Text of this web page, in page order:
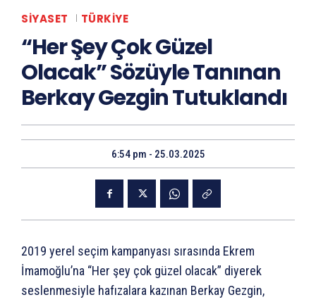
SIYASET TÜRKIYE
“Her Şey Çok Güzel
Olacak” Sözüyle Tanınan
Berkay Gezgin Tutuklandı
6:54 pm - 25.03.2025
2019 yerel seçim kampanyası sırasında Ekrem
İmamoğlu’na “Her şey çok güzel olacak” diyerek
seslenmesiyle hafızalara kazınan Berkay Gezgin,